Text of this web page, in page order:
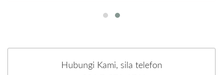
Hubungi Kami, sila telefon